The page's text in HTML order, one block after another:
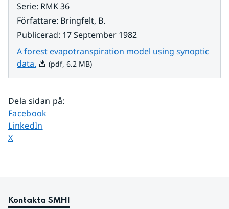
Serie: RMK 36
Författare: Bringfelt, B.
Publicerad: 17 September 1982
A forest evapotranspiration model using synoptic
data. Pdf, 6.2 MB.
(pdf, 6.2 MB)
Dela sidan på:
Dela sidan på
Facebook
Dela sidan på
LinkedIn
Dela sidan på
X
Kontakta SMHI